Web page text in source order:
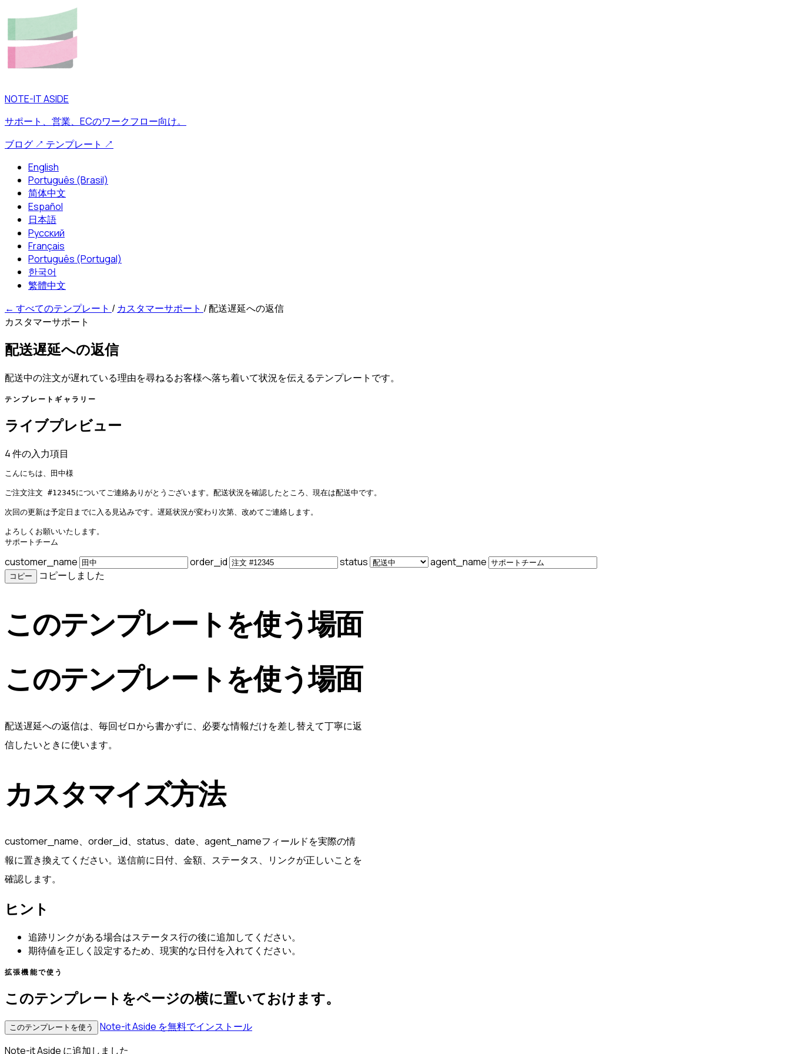
NOTE-IT ASIDE
サポート、営業、ECのワークフロー向け。
ブログ ↗ テンプレート ↗
English
Português (Brasil)
简体中文
Español
日本語
Русский
Français
Português (Portugal)
한국어
繁體中文
← すべてのテンプレート / カスタマーサポート /配送遅延への返信
カスタマーサポート
配送遅延への返信
配送中の注文が遅れている理由を尋ねるお客様へ落ち着いて状況を伝えるテンプレートです。
テンプレートギャラリー
ライブプレビュー
4 件の入力項目
こんにちは、田中様
ご注文注文 #12345についてご連絡ありがとうございます。配送状況を確認したところ、現在は配送中です。
次回の更新は予定日までに入る見込みです。遅延状況が変わり次第、改めてご連絡します。
よろしくお願いいたします。
サポートチーム
customer_name order_id status agent_name
コピー コピーしました
このテンプレートを使う場面
このテンプレートを使う場面
配送遅延への返信は、毎回ゼロから書かずに、必要な情報だけを差し替えて丁寧に返
信したいときに使います。
カスタマイズ方法
customer_name、order_id、status、date、agent_nameフィールドを実際の情
報に置き換えてください。送信前に日付、金額、ステータス、リンクが正しいことを
確認します。
ヒント
追跡リンクがある場合はステータス行の後に追加してください。
期待値を正しく設定するため、現実的な日付を入れてください。
拡張機能で使う
このテンプレートをページの横に置いておけます。
このテンプレートを使う
Note-it Aside を無料でインストール
Note-it Aside に追加しました